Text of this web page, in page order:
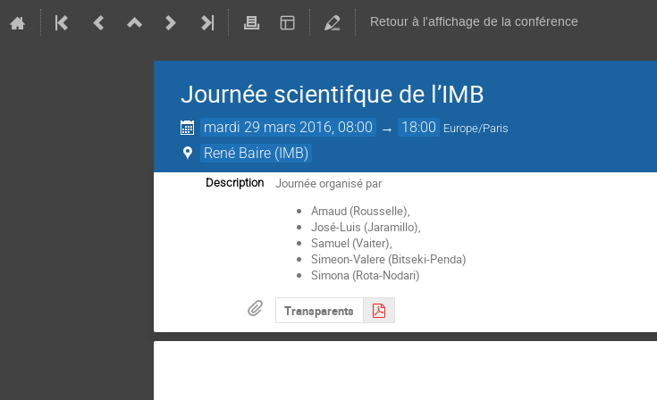
Retour à l'affichage de la conférence
Journée scientifque de l’IMB
mardi 29 mars 2016, 08:00 → 18:00 Europe/Paris
René Baire (IMB)
Description
Journée organisé par
Arnaud (Rousselle),
José-Luis (Jaramillo),
Samuel (Vaiter),
Simeon-Valere (Bitseki-Penda)
Simona (Rota-Nodari)
Transparents